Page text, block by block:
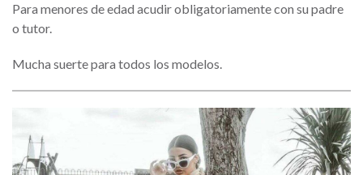
Para menores de edad acudir obligatoriamente con su padre
o tutor.
Mucha suerte para todos los modelos.